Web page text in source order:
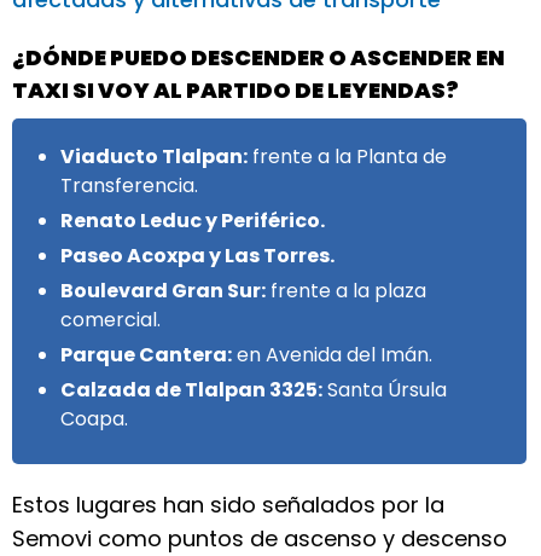
¿DÓNDE PUEDO DESCENDER O ASCENDER EN
TAXI SI VOY AL PARTIDO DE LEYENDAS?
Viaducto Tlalpan: frente a la Planta de
Transferencia.
Renato Leduc y Periférico.
Paseo Acoxpa y Las Torres.
Boulevard Gran Sur: frente a la plaza
comercial.
Parque Cantera:en Avenida del Imán.
Calzada de Tlalpan 3325:Santa Úrsula
Coapa.
Estos lugares han sido señalados por la
Semovi como puntos de ascenso y descenso